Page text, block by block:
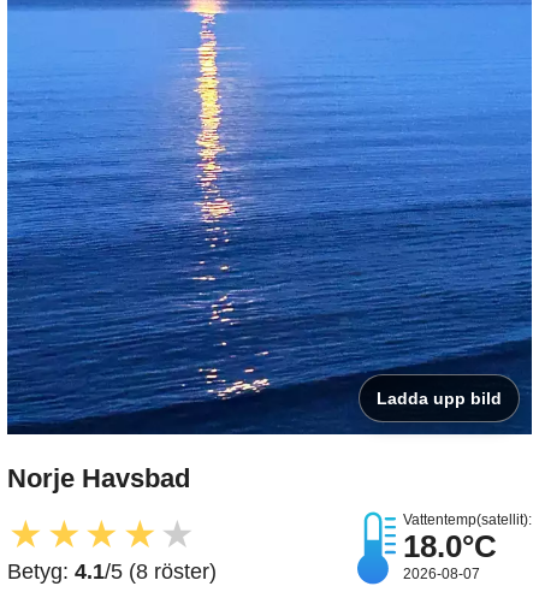
Ladda upp bild
Norje Havsbad
★ ★★ ★ ★
Betyg: 4.1/5 (8 röster)
Vattentemp(satellit):
18.0°C
2026-08-07